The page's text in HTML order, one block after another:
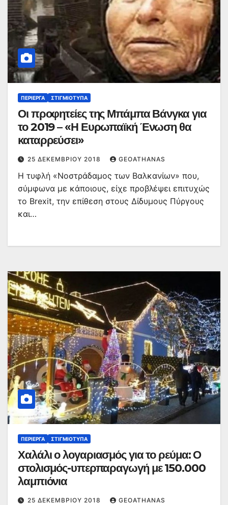
ΠΕΡΊΕΡΓΑ ΣΤΙΓΜΙΌΤΥΠΑ
Οι προφητείες της Μπάμπα Βάνγκα για
το 2019 – «Η Ευρωπαϊκή Ένωση θα
καταρρεύσει»
25 ΔΕΚΕΜΒΡΊΟΥ 2018 GEOATHANAS
Η τυφλή «Νοστράδαμος των Βαλκανίων» που,
σύμφωνα με κάποιους, είχε προβλέψει επιτυχώς
το Brexit, την επίθεση στους Δίδυμους Πύργους
και…
ΠΕΡΊΕΡΓΑ ΣΤΙΓΜΙΌΤΥΠΑ
Χαλάλι ο λογαριασμός για το ρεύμα: Ο
στολισμός-υπερπαραγωγή με 150.000
λαμπιόνια
25 ΔΕΚΕΜΒΡΊΟΥ 2018 GEOATHANAS